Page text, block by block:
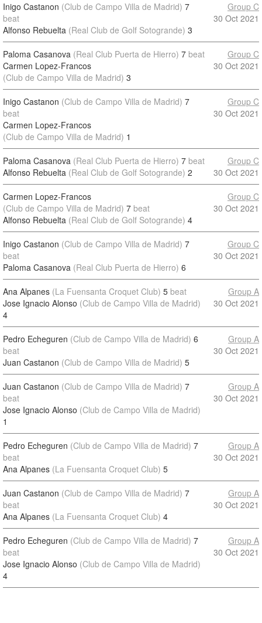
Inigo Castanon (Club de Campo Villa de Madrid) 7
beat
Alfonso Rebuelta (Real Club de Golf Sotogrande) 3
Group C
30 Oct 2021
Paloma Casanova (Real Club Puerta de Hierro) 7 beat
Carmen Lopez-Francos
(Club de Campo Villa de Madrid) 3
Group C
30 Oct 2021
Inigo Castanon (Club de Campo Villa de Madrid) 7
beat
Carmen Lopez-Francos
(Club de Campo Villa de Madrid) 1
Group C
30 Oct 2021
Paloma Casanova (Real Club Puerta de Hierro) 7 beat
Alfonso Rebuelta (Real Club de Golf Sotogrande) 2
Group C
30 Oct 2021
Carmen Lopez-Francos
(Club de Campo Villa de Madrid) 7 beat
Alfonso Rebuelta (Real Club de Golf Sotogrande) 4
Group C
30 Oct 2021
Inigo Castanon (Club de Campo Villa de Madrid) 7
beat
Paloma Casanova (Real Club Puerta de Hierro) 6
Group C
30 Oct 2021
Ana Alpanes (La Fuensanta Croquet Club) 5 beat
Jose Ignacio Alonso (Club de Campo Villa de Madrid)
4
Group A
30 Oct 2021
Pedro Echeguren (Club de Campo Villa de Madrid) 6
beat
Juan Castanon (Club de Campo Villa de Madrid) 5
Group A
30 Oct 2021
Juan Castanon (Club de Campo Villa de Madrid) 7
beat
Jose Ignacio Alonso (Club de Campo Villa de Madrid)
1
Group A
30 Oct 2021
Pedro Echeguren (Club de Campo Villa de Madrid) 7
beat
Ana Alpanes (La Fuensanta Croquet Club) 5
Group A
30 Oct 2021
Juan Castanon (Club de Campo Villa de Madrid) 7
beat
Ana Alpanes (La Fuensanta Croquet Club) 4
Group A
30 Oct 2021
Pedro Echeguren (Club de Campo Villa de Madrid) 7
beat
Jose Ignacio Alonso (Club de Campo Villa de Madrid)
4
Group A
30 Oct 2021